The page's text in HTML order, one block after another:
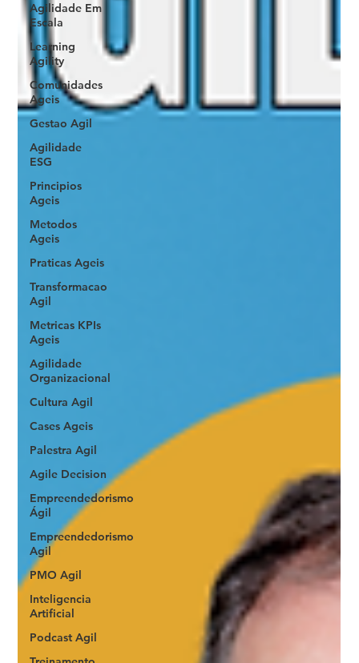
Agilidade Em
Escala
Learning
Agility
Comunidades
Ageis
Gestao Agil
Agilidade
ESG
Principios
Ageis
Metodos
Ageis
Praticas Ageis
Transformacao
Agil
Metricas KPIs
Ageis
Agilidade
Organizacional
Cultura Agil
Cases Ageis
Palestra Agil
Agile Decision
Empreendedorismo
Ágil
Empreendedorismo
Agil
PMO Agil
Inteligencia
Artificial
Podcast Agil